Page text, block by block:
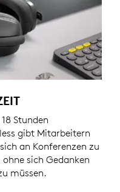
Stunden
ist von Nutzungs-
gibt Mitarbeitern
an Konferenzen zu
sich Gedanken
müssen.